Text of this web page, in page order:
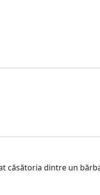
dintre un